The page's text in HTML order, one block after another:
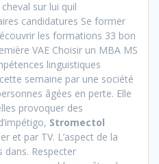
sur lui quil
candidatures Se former
les formations 33 bon
VAE Choisir un MBA MS
linguistiques
semaine par une société
âgées en perte. Elle
provoquer des
Stromectol
et par TV. L’aspect de la
dans. Respecter